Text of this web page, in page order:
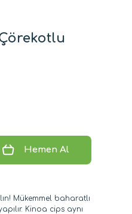
Hemen Al
Mükemmel baharatlı
Kinoa cips aynı